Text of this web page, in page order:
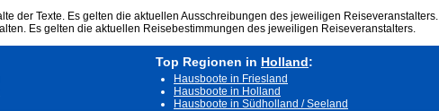
der Texte. Es gelten die aktuellen Ausschreibungen des jeweiligen Reiseveranstalters.
Es gelten die aktuellen Reisebestimmungen des jeweiligen Reiseveranstalters.
Top Regionen in Holland:
Hausboote in Friesland
Hausboote in Holland
Hausboote in Südholland / Seeland